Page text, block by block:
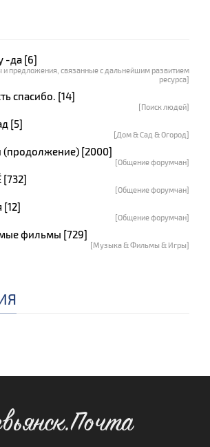
-да [6]
и предложения, связанные с дальнейшим развитием
ресурса]
спасибо. [14]
[Поиск людей]
[5]
[Дом & Сад & Огород]
(продолжение) [2000]
[Общение форумчан]
[732]
[Общение форумчан]
[12]
[Общение форумчан]
фильмы [729]
[Музыка & Фильмы & Игры]